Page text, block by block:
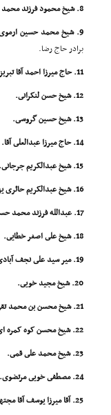
8. شیخ محمود فرزند محمد ذهب
9. شیخ محمد حسین ارموى
برادر حاج رضا.
11. حاج میرزا احمد آقا تبریزى.
12. شیخ حسن لنکرانى.
13. شیخ حسین گروسى.
14. حاج میرزا عبدالعلى آقا.
15. شیخ عبدالکریم جرجانى.
16. شیخ عبدالکریم حائرى یزدى
17. عبدالله فرزند محمد حسن هشترودى.
18. شیخ على اصغر خطایى.
19. میر سید على نجف آبادى.
20. شیخ مجید خویى.
21. شیخ محسن بن محمد تقى نجفى.
22. شیخ محسن کوه کمره اى گرگرى.
23. شیخ محمد على قمى.
24. مصطفى خویى مرتضوى.
25. آقا میرزا یوسف آقا مجتهد متوفى 1337ق.